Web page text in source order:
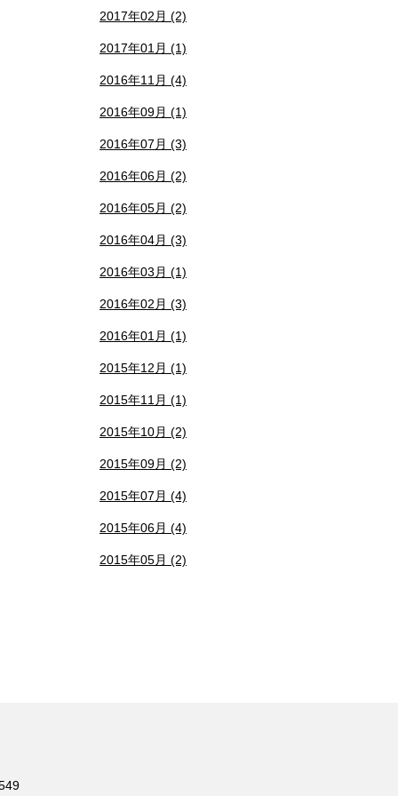
2017年02月 (2)
2017年01月 (1)
2016年11月 (4)
2016年09月 (1)
2016年07月 (3)
2016年06月 (2)
2016年05月 (2)
2016年04月 (3)
2016年03月 (1)
2016年02月 (3)
2016年01月 (1)
2015年12月 (1)
2015年11月 (1)
2015年10月 (2)
2015年09月 (2)
2015年07月 (4)
2015年06月 (4)
2015年05月 (2)